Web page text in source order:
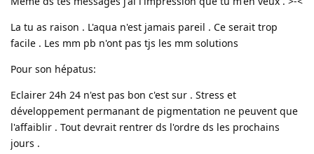
La tu as raison . L'aqua n'est jamais pareil . Ce serait trop
facile . Les mm pb n'ont pas tjs les mm solutions
Pour son hépatus:
Eclairer 24h 24 n'est pas bon c'est sur . Stress et
développement permanant de pigmentation ne peuvent que
l'affaiblir . Tout devrait rentrer ds l'ordre ds les prochains
jours .